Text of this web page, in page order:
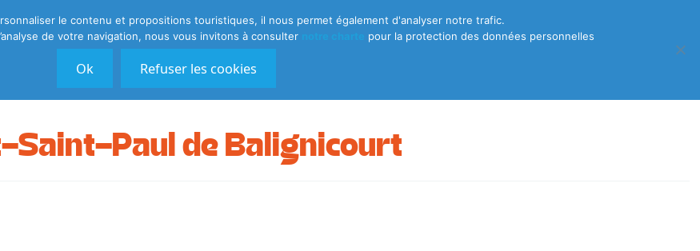
DE/FR /EN
Découvrir
Paul de Balignicourt
le contenu et propositions touristiques, il nous permet également d'analyser notre trafic.
de votre navigation, nous vous invitons à consulter
pour la protection des données personnelles
Ok Refuser les cookies